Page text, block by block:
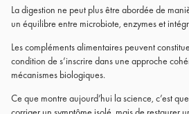
La digestion ne peut plus être abordée de
un équilibre entre microbiote, enzymes et
Les compléments alimentaires peuvent
condition de s’inscrire dans une approche
mécanismes biologiques.
Ce que montre aujourd’hui la science, c’est